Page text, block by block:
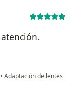
• Adaptación de lentes